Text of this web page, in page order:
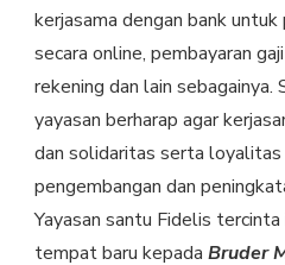
kerjasama dengan bank
secara online, pembayaran
rekening dan lain sebagainya.
yayasan berharap agar
dan solidaritas serta
pengembangan dan
Yayasan santu Fidelis
tempat baru kepada Bruder